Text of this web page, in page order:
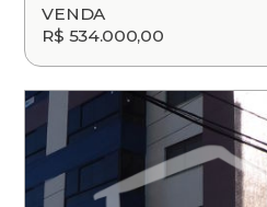
VENDA
R$ 534.000,00